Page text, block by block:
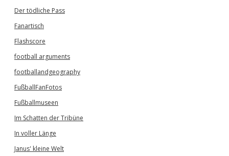
Der tödliche Pass
Fanartisch
Flashscore
football arguments
footballandgeography
FußballFanFotos
Fußballmuseen
Im Schatten der Tribüne
In voller Länge
Janus' kleine Welt